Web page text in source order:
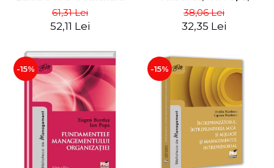
61,31 Lei
52,11 Lei
38,06 Lei
32,35 Lei
-15% -15%